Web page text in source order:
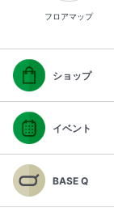
フロアマップ
ショップ
イベント
BASE Q